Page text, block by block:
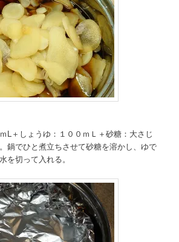
L＋しょうゆ：１００ｍＬ＋砂糖：大さじ
鍋でひと煮立ちさせて砂糖を溶かし、ゆで
を切って入れる。